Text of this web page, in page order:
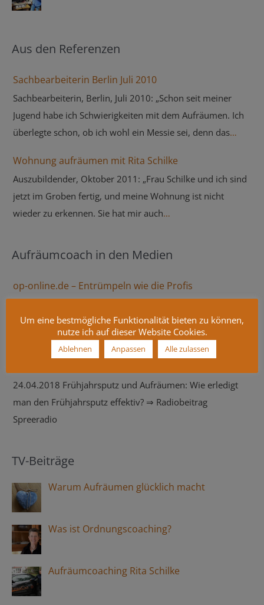
Aus den Referenzen
Sachbearbeiterin Berlin Juli 2010
Sachbearbeiterin, Berlin, Juli 2010: „Schon seit meiner
Jugend habe ich Schwierigkeiten mit dem Aufräumen. Ich
überlegte schon, ob ich wohl ein Messie sei, denn das
Kinder und einen sehr stressigen Job. Ich schaffe es einfach
nicht, mich um alles zu kümmern. Eine Freundin riet mir
zu einem Aufräumcoach, worüber sie vor kurzem im TV
einen Bericht sah. Die Suche im Netz war erfolgreich. Mit
und habe sie auch gleich alle entsorgt. Mir tat es sehr gut,
gemacht. Jetzt freue ich mich riesig auf mein neues
Kinder profitieren sehr davon. Endlich habe ich mehr Zeit
für sie. Vielen Dank noch mal. Jana H.“
Wohnung aufräumen mit Rita Schilke
Auszubildender, Oktober 2011: „Frau Schilke und ich sind
jetzt im Groben fertig, und meine Wohnung ist nicht
wieder zu erkennen. Sie hat mir auch
erstaunt. Keine Spur mehr von Chaos. Ich bin echt
Aufräumcoach in den Medien
op-online.de – Entrümpeln wie die Profis
Zuhause „Wer sich von überflüssigem Ballast befreit,
schafft nicht nur Platz, sondern tut auch seiner Seele etwas
Gutes.“ ⇒ op-online.de
24.04.2018 Frühjahrsputz und Aufräumen: Wie erledigt
man den Frühjahrsputz effektiv? ⇒ Radiobeitrag
Spreeradio
TV-Beiträge
Warum Aufräumen glücklich macht
Was ist Ordnungscoaching?
Aufräumcoaching Rita Schilke
Um eine bestmögliche Funktionalität bieten zu können,
nutze ich auf dieser Website Cookies.
Ablehnen Anpassen Alle zulassen